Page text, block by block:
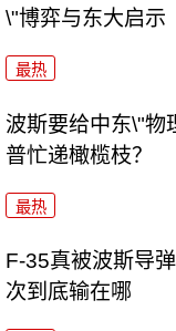
\"博弈与东大启示
最热
波斯要给中东\"物
普忙递橄榄枝？
最热
F-35真被波斯导
次到底输在哪